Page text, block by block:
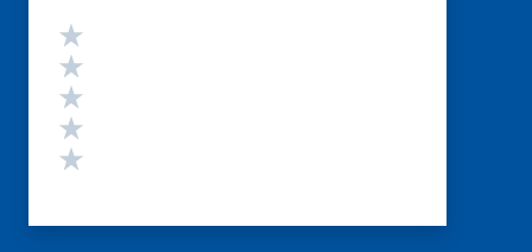
Valutazione